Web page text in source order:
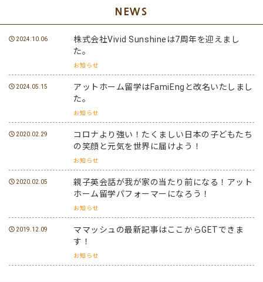
NEWS
2024.10.06
株式会社Vivid Sunshineは7周年を迎えまし
た。
お知らせ
2024.05.15
アットホーム留学はFamiEngと改名いたしまし
た。
お知らせ
2020.02.29
コロナより強い！たくましい日本の子どもたち
の笑顔と元気を世界に届けよう！
お知らせ
2020.02.05
親子英会話が我が家の当たり前になる！アット
ホーム留学パフォーマーになろう！
お知らせ
2019.12.09
ママッシュの最新記事はここからGETできま
す！
お知らせ